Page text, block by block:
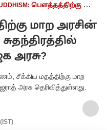
பௌத்தத்திற்கு மாற
மாற அரசின்
அரசு?
சீக்கிய மதத்திற்கு மாற
அரசு தெரிவித்துள்ளது.